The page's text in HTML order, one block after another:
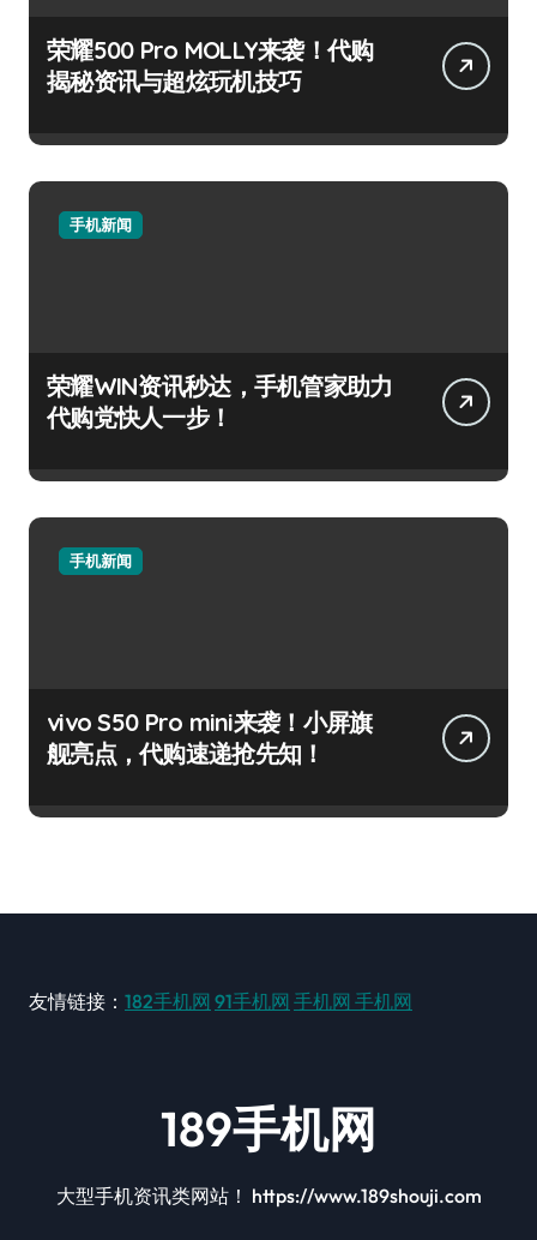
荣耀500 Pro MOLLY来袭！代购
揭秘资讯与超炫玩机技巧
手机新闻
荣耀WIN资讯秒达，手机管家助力
代购党快人一步！
手机新闻
vivo S50 Pro mini来袭！小屏旗
舰亮点，代购速递抢先知！
友情链接： 182手机网 91手机网 手机网 手机网
189手机网
大型手机资讯类网站！ https://www.189shouji.com